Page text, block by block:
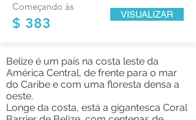
Começando às
$ 383
VISUALIZAR
Belize é um país na costa leste da
América Central, de frente para o mar
do Caribe e com uma floresta densa a
oeste.
Longe da costa, está a gigantesca Coral